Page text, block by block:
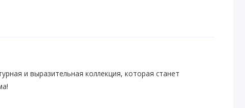
и выразительная коллекция, которая станет